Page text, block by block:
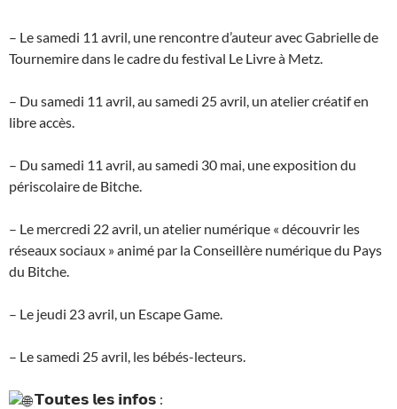
– Le samedi 11 avril, une rencontre d’auteur avec Gabrielle de
Tournemire dans le cadre du festival Le Livre à Metz.
– Du samedi 11 avril, au samedi 25 avril, un atelier créatif en
libre accès.
– Du samedi 11 avril, au samedi 30 mai, une exposition du
périscolaire de Bitche.
– Le mercredi 22 avril, un atelier numérique « découvrir les
réseaux sociaux » animé par la Conseillère numérique du Pays
du Bitche.
– Le jeudi 23 avril, un Escape Game.
– Le samedi 25 avril, les bébés-lecteurs.
𝗧𝗼𝘂𝘁𝗲𝘀 𝗹𝗲𝘀 𝗶𝗻𝗳𝗼𝘀 :